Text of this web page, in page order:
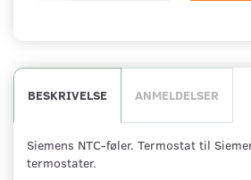
BESKRIVELSE ANMELDELSER
Siemens NTC-føler. Termostat til
termostater.